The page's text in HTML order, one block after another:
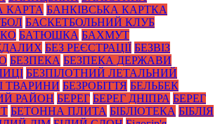
КАРТА БАНКІВСЬКА КАРТКА
БАСКЕТБОЛЬНИЙ КЛУБ
БАТЮШКА БАХМУТ
БЕЗ РЕЄСТРАЦІЇ БЕЗВІЗ
БЕЗПЕКА БЕЗПЕКА ДЕРЖАВИ
БЕЗПІЛОТНИЙ ЛЕТАЛЬНИЙ
ТВАРИНИ БЕЗРОБІТТЯ БЕЛЬБЕК
РАЙОН БЕРЕГ БЕРЕГ ДНІПРА БЕРЕГ
БЕТОННА ПЛИТА БІБЛІОТЕКА БІБЛІЯ